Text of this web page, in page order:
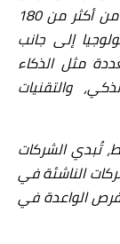
المتوقع أن يستقطب أكثر من 200,000 زائر من أكثر من 180
إلى جانب
مثل الذكاء
والتقنيات
تُبدي الشركات
الناشئة في
الواعدة في